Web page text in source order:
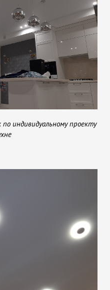
индивидуальному проекту